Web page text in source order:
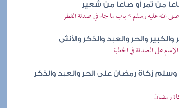
من تمر أو صاعا من شعير
الله عليه وسلم > باب ما جاء في صدقة الفطر
والحر والعبد والذكر والأنثى
على الصدقة في الخطبة
زكاة رمضان على الحر والعبد والذكر
رمضان